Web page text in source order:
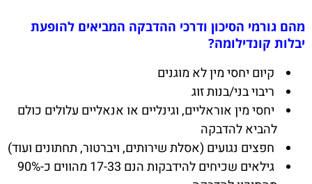
מהם גורמי הסיכון ודרכי ההדבקה המביאים להופעת
יבלות קונדילומה?
קיום יחסי מין לא מוגנים
ריבוי בני/בנות זוג
יחסי מין אוראליים, וגינליים או אנאליים עלולים כולם
להביא להדבקה
חפצים נגועים (אסלת שירותים, ויברטור, תחתונים ועוד)
גילאים שכיחים להידבקות הנם 17-33 מהווים כ-90%